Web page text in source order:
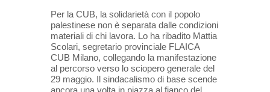
Per la CUB, la solidarietà con il popolo
palestinese non è separata dalle condizioni
materiali di chi lavora. Lo ha ribadito Mattia
Scolari, segretario provinciale FLAICA
CUB Milano, collegando la manifestazione
al percorso verso lo sciopero generale del
29 maggio. Il sindacalismo di base scende
ancora una volta in piazza al fianco del